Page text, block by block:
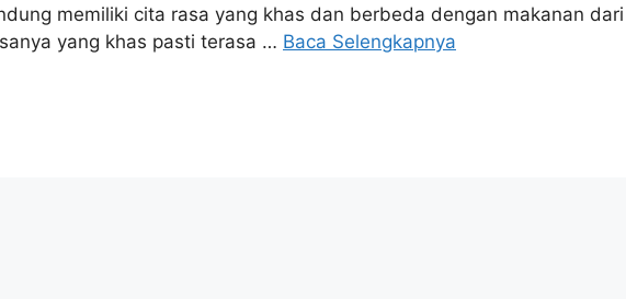
memiliki cita rasa yang khas dan berbeda dengan makanan dari
yang khas pasti terasa … Baca Selengkapnya